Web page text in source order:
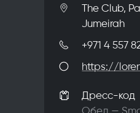
The Club,
Jumeirah
+971 4 557
https://
Дресс-код
Обед —